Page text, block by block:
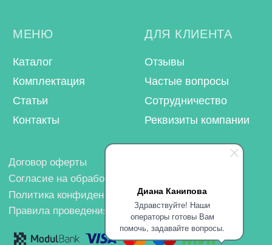
Диана Канипова
Здравствуйте! Наши
операторы готовы Вам
помочь, задавайте вопросы.